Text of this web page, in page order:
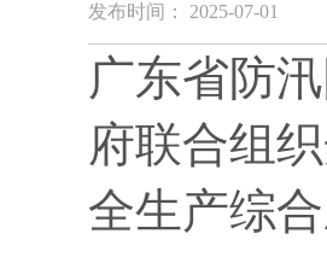
发布时间： 2025-07-01
广东省防
府联合组
全生产综